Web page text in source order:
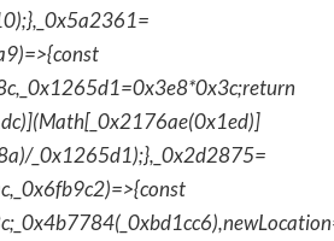
_0x1265d1);},_0x2d2875=